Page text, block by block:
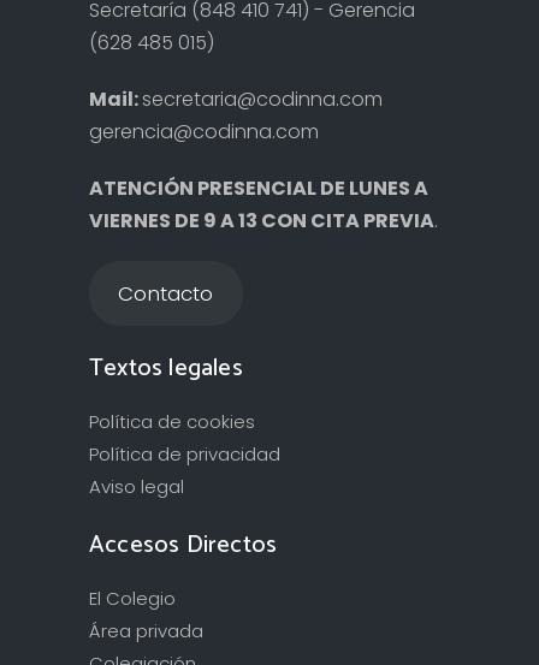
Secretaría (848 410 741) - Gerencia
(628 485 015)
Mail:secretaria@codinna.com
gerencia@codinna.com
ATENCIÓN PRESENCIAL DE LUNES A
VIERNES DE 9 A 13 CON CITA PREVIA.
Contacto
Textos legales
Política de cookies
Política de privacidad
Aviso legal
Accesos Directos
El Colegio
Área privada